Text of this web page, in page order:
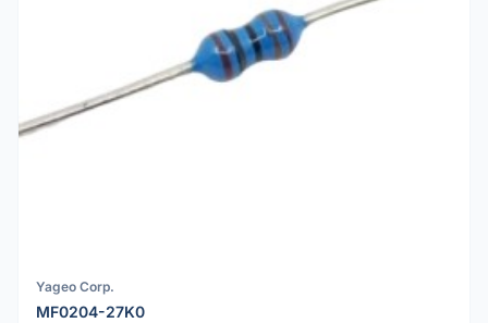
Yageo Corp.
MF0204-27K0